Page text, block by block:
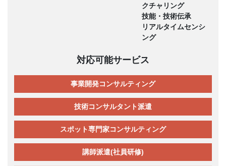
クチャリング
技能・技術伝承
リアルタイムセンシ
ング
対応可能サービス
事業開発コンサルティング
技術コンサルタント派遣
スポット専門家コンサルティング
講師派遣(社員研修)